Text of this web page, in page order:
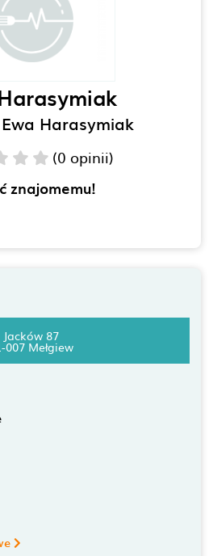
Harasymiak
(0 opinii)
znajomemu!
Jacków 87
007 Mełgiew